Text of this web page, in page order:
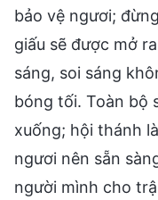
bảo vệ ngươi;
giấu sẽ được mở
sáng, soi sáng
bóng tối. Toàn bộ
xuống; hội thánh
ngươi nên sẵn
người mình cho